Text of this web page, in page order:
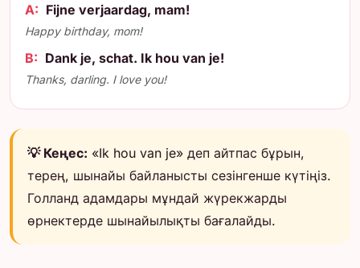
A: Fijne verjaardag, mam!
Happy birthday, mom!
B: Dank je, schat. Ik hou van je!
Thanks, darling. I love you!
💡 Кеңес: «Ik hou van je» деп айтпас бұрын,
терең, шынайы байланысты сезінгенше күтіңіз.
Голланд адамдары мұндай жүрекжарды
өрнектерде шынайылықты бағалайды.